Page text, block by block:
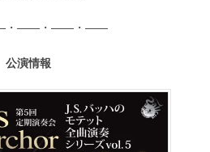
――・――・――
公演情報